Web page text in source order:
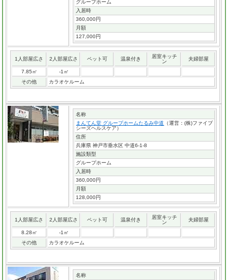
グループホーム
入居時
360,000円
月額
127,000円
1人部屋広さ 2人部屋広さ ペット可 温泉付き
居室キッチ
ン
夫婦部屋
7.85㎡
-1㎡
その他
カラオケルーム
名称
まんてん堂 グループホームたるみ中道
（運営：(株)ファイブ
シーズヘルスケア）
住所
兵庫県 神戸市垂水区 中道6-1-8
施設類型
グループホーム
入居時
360,000円
月額
128,000円
1人部屋広さ 2人部屋広さ ペット可 温泉付き
居室キッチ
ン
夫婦部屋
8.28㎡
-1㎡
その他
カラオケルーム
名称